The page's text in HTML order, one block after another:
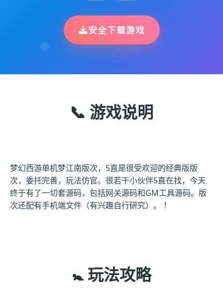
安全下载游戏
📞 游戏说明
梦幻西游单机梦江南版次，5直是很受欢迎的经典版版
次，委托完善，玩法仿官。很若干小伙伴5直在找，今天
终于有了一切套源码，包括网关源码和GM工具源码。版
次还配有手机端文件（有兴趣自行研究）。 ！
🚼 玩法攻略